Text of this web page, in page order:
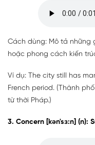
Cách dùng: Mô tả những
hoặc phong cách kiến
Ví dụ: The city still has
French period. (Thành
từ thời Pháp.)
3. Concern [kən'sɜ:n] (n):